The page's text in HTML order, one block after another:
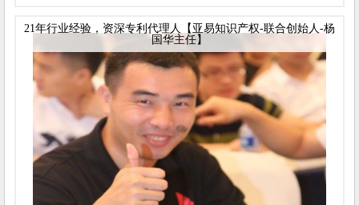
21年行业经验，资深专利代理人【亚易知识产权-联合创始人-杨
国华主任】